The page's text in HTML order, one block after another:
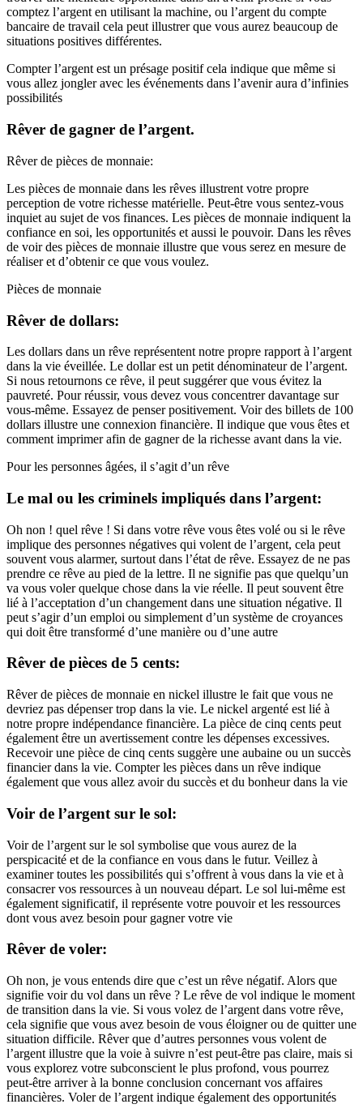
comptez l’argent en utilisant la machine, ou l’argent du compte
bancaire de travail cela peut illustrer que vous aurez beaucoup de
situations positives différentes.
Compter l’argent est un présage positif cela indique que même si
vous allez jongler avec les événements dans l’avenir aura d’infinies
possibilités
Rêver de gagner de l’argent.
Rêver de pièces de monnaie:
Les pièces de monnaie dans les rêves illustrent votre propre
perception de votre richesse matérielle. Peut-être vous sentez-vous
inquiet au sujet de vos finances. Les pièces de monnaie indiquent la
confiance en soi, les opportunités et aussi le pouvoir. Dans les rêves
de voir des pièces de monnaie illustre que vous serez en mesure de
réaliser et d’obtenir ce que vous voulez.
Pièces de monnaie
Rêver de dollars:
Les dollars dans un rêve représentent notre propre rapport à l’argent
dans la vie éveillée. Le dollar est un petit dénominateur de l’argent.
Si nous retournons ce rêve, il peut suggérer que vous évitez la
pauvreté. Pour réussir, vous devez vous concentrer davantage sur
vous-même. Essayez de penser positivement. Voir des billets de 100
dollars illustre une connexion financière. Il indique que vous êtes et
comment imprimer afin de gagner de la richesse avant dans la vie.
Pour les personnes âgées, il s’agit d’un rêve
Le mal ou les criminels impliqués dans l’argent:
Oh non ! quel rêve ! Si dans votre rêve vous êtes volé ou si le rêve
implique des personnes négatives qui volent de l’argent, cela peut
souvent vous alarmer, surtout dans l’état de rêve. Essayez de ne pas
prendre ce rêve au pied de la lettre. Il ne signifie pas que quelqu’un
va vous voler quelque chose dans la vie réelle. Il peut souvent être
lié à l’acceptation d’un changement dans une situation négative. Il
peut s’agir d’un emploi ou simplement d’un système de croyances
qui doit être transformé d’une manière ou d’une autre
Rêver de pièces de 5 cents:
Rêver de pièces de monnaie en nickel illustre le fait que vous ne
devriez pas dépenser trop dans la vie. Le nickel argenté est lié à
notre propre indépendance financière. La pièce de cinq cents peut
également être un avertissement contre les dépenses excessives.
Recevoir une pièce de cinq cents suggère une aubaine ou un succès
financier dans la vie. Compter les pièces dans un rêve indique
également que vous allez avoir du succès et du bonheur dans la vie
Voir de l’argent sur le sol:
Voir de l’argent sur le sol symbolise que vous aurez de la
perspicacité et de la confiance en vous dans le futur. Veillez à
examiner toutes les possibilités qui s’offrent à vous dans la vie et à
consacrer vos ressources à un nouveau départ. Le sol lui-même est
également significatif, il représente votre pouvoir et les ressources
dont vous avez besoin pour gagner votre vie
Rêver de voler:
Oh non, je vous entends dire que c’est un rêve négatif. Alors que
signifie voir du vol dans un rêve ? Le rêve de vol indique le moment
de transition dans la vie. Si vous volez de l’argent dans votre rêve,
cela signifie que vous avez besoin de vous éloigner ou de quitter une
situation difficile. Rêver que d’autres personnes vous volent de
l’argent illustre que la voie à suivre n’est peut-être pas claire, mais si
vous explorez votre subconscient le plus profond, vous pourrez
peut-être arriver à la bonne conclusion concernant vos affaires
financières. Voler de l’argent indique également des opportunités